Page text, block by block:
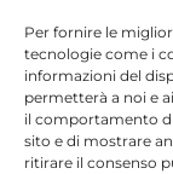
Per fornire le
tecnologie come i
informazioni del
permetterà a noi e
il comportamento
sito e di mostrare
ritirare il consenso